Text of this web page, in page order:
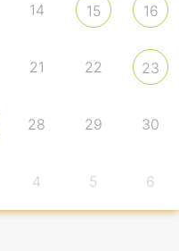
14 15 16
21 22 23
28 29 30
4 5 6